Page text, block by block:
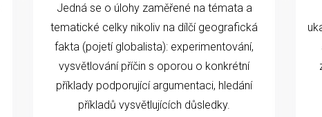
Jedná se o úlohy zaměřené na témata a
tematické celky nikoliv na dílčí geografická
fakta (pojetí globalista): experimentování,
vysvětlování příčin s oporou o konkrétní
příklady podporující argumentaci, hledání
příkladů vysvětlujících důsledky.